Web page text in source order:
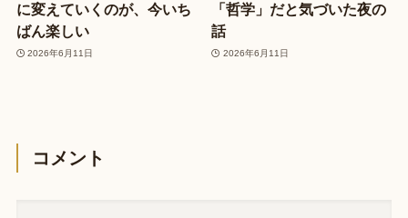
に変えていくのが、今いち
ばん楽しい
2026年6月11日
「哲学」だと気づいた夜の
話
2026年6月11日
コメント